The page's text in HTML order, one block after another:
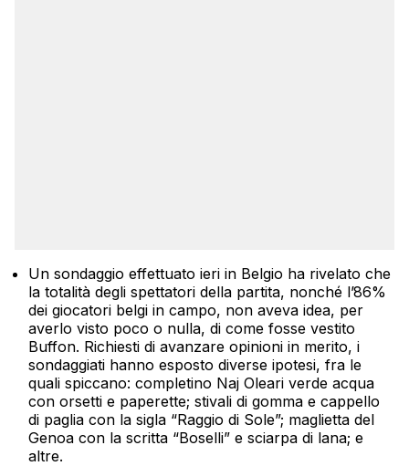
Un sondaggio effettuato ieri in Belgio ha rivelato che
la totalità degli spettatori della partita, nonché l’86%
dei giocatori belgi in campo, non aveva idea, per
averlo visto poco o nulla, di come fosse vestito
Buffon. Richiesti di avanzare opinioni in merito, i
sondaggiati hanno esposto diverse ipotesi, fra le
quali spiccano: completino Naj Oleari verde acqua
con orsetti e paperette; stivali di gomma e cappello
di paglia con la sigla “Raggio di Sole”; maglietta del
Genoa con la scritta “Boselli” e sciarpa di lana; e
altre.